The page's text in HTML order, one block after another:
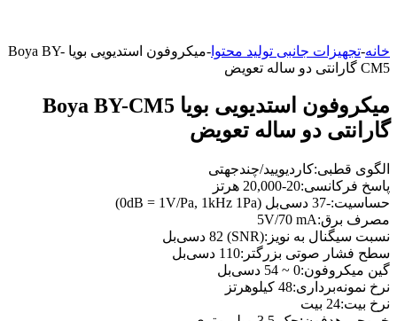
خانه-تجهیزات جانبی تولید محتوا -
میکروفون استدیویی بویا Boya BY-
CM5 گارانتی دو ساله تعویض
میکروفون استدیویی بویا Boya BY-CM5
گارانتی دو ساله تعویض
الگوی قطبی:کاردیویید/چندجهتی
پاسخ فرکانسی:20-20,000 هرتز
حساسیت:-37 دسی‌بل (0dB = 1V/Pa, 1kHz 1Pa)
مصرف برق:5V/70 mA
نسبت سیگنال به نویز:(SNR) 82 دسی‌بل
سطح فشار صوتی بزرگتر:110 دسی‌بل
گین میکروفون:0 ~ 54 دسی‌بل
نرخ نمونه‌برداری:48 کیلوهرتز
نرخ بیت:24 بیت